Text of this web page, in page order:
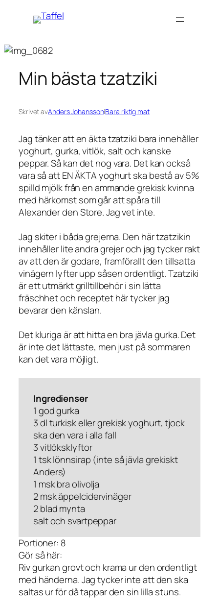
Min bästa tzatziki
Skrivet avAnders JohanssoniBara riktig mat
Jag tänker att en äkta tzatziki bara innehåller
yoghurt, gurka, vitlök, salt och kanske
peppar. Så kan det nog vara. Det kan också
vara så att EN ÄKTA yoghurt ska bestå av 5%
spilld mjölk från en ammande grekisk kvinna
med härkomst som går att spåra till
Alexander den Store. Jag vet inte.
Jag skiter i båda grejerna. Den här tzatzikin
innehåller lite andra grejer och jag tycker rakt
av att den är godare, framförallt den tillsatta
vinägern lyfter upp såsen ordentligt. Tzatziki
är ett utmärkt grilltillbehör i sin lätta
fräschhet och receptet här tycker jag
bevarar den känslan.
Det kluriga är att hitta en bra jävla gurka. Det
är inte det lättaste, men just på sommaren
kan det vara möjligt.
Ingredienser
1 god gurka
3 dl turkisk eller grekisk yoghurt, tjock
ska den vara i alla fall
3 vitlöksklyftor
1 tsk lönnsirap (inte så jävla grekiskt
Anders)
1 msk bra olivolja
2 msk äppelcidervinäger
2 blad mynta
salt och svartpeppar
Portioner: 8
Gör så här:
Riv gurkan grovt och krama ur den ordentligt
med händerna. Jag tycker inte att den ska
saltas ur för då tappar den sin lilla stuns.